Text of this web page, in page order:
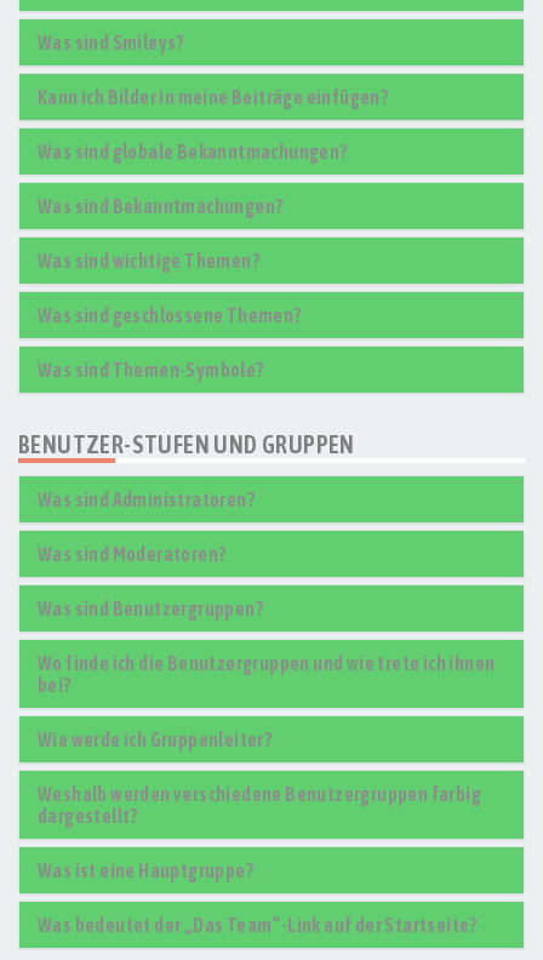
Was sind Smileys?
Kann ich Bilder in meine Beiträge einfügen?
Was sind globale Bekanntmachungen?
Was sind Bekanntmachungen?
Was sind wichtige Themen?
Was sind geschlossene Themen?
Was sind Themen-Symbole?
BENUTZER-STUFEN UND GRUPPEN
Was sind Administratoren?
Was sind Moderatoren?
Was sind Benutzergruppen?
Wo finde ich die Benutzergruppen und wie trete ich ihnen
bei?
Wie werde ich Gruppenleiter?
Weshalb werden verschiedene Benutzergruppen farbig
dargestellt?
Was ist eine Hauptgruppe?
Was bedeutet der „Das Team“-Link auf der Startseite?